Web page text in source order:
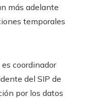
más adelante
temporales
coordinador
del SIP de
por los datos